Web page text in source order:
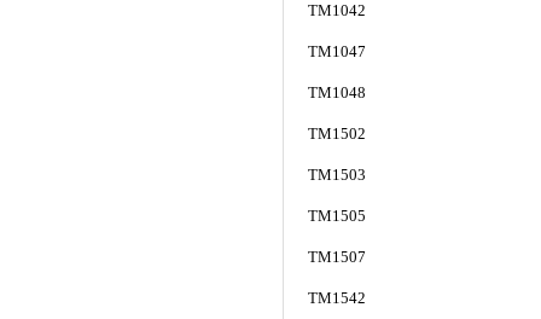
TM1042
TM1047
TM1048
TM1502
TM1503
TM1505
TM1507
TM1542